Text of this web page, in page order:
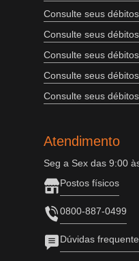
Consulte seus
Consulte seus
Consulte seus
Consulte seus
Consulte seus
Atendimento
Seg a Sex das 9:00
Postos físicos
0800-887-0499
Dúvidas